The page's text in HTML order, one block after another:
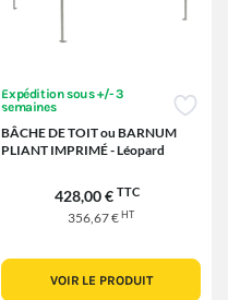
Expédition sous +/- 3
semaines
BÂCHE DE TOIT ou BARNUM
PLIANT IMPRIMÉ - Léopard
428,00 € TTC
356,67 €HT
VOIR LE PRODUIT